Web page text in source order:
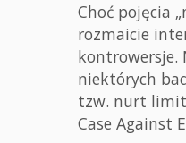
Choć pojęcia
rozmaicie
kontrowersje.
niektórych
tzw. nurt
Case Against